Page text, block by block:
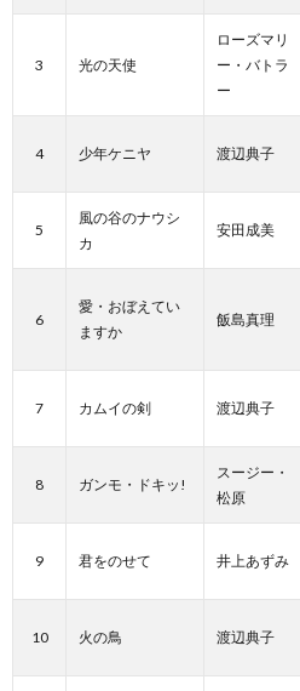
3 光の天使
ローズマリ
ー・バトラ
ー
4 少年ケニヤ 渡辺典子
5
風の谷のナウシ
カ
安田成美
6
愛・おぼえてい
ますか
飯島真理
7 カムイの剣 渡辺典子
8 ガンモ・ドキッ!
スージー・
松原
9 君をのせて 井上あずみ
10 火の鳥 渡辺典子